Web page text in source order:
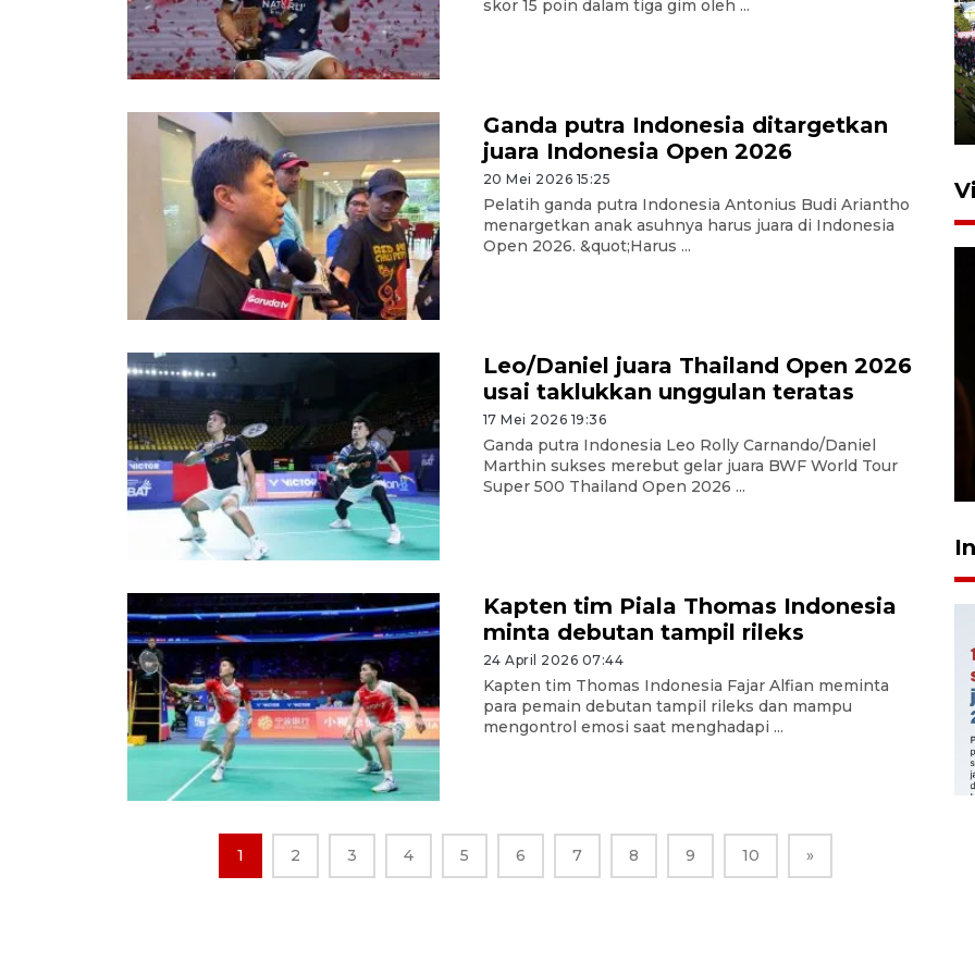
skor 15 poin dalam tiga gim oleh ...
Ganda putra Indonesia ditargetkan
juara Indonesia Open 2026
20 Mei 2026 15:25
Pelatih ganda putra Indonesia Antonius Budi Ariantho
menargetkan anak asuhnya harus juara di Indonesia
Open 2026. &quot;Harus ...
Leo/Daniel juara Thailand Open 2026
usai taklukkan unggulan teratas
17 Mei 2026 19:36
Ganda putra Indonesia Leo Rolly Carnando/Daniel
Marthin sukses merebut gelar juara BWF World Tour
Super 500 Thailand Open 2026 ...
Kapten tim Piala Thomas Indonesia
minta debutan tampil rileks
24 April 2026 07:44
Kapten tim Thomas Indonesia Fajar Alfian meminta
para pemain debutan tampil rileks dan mampu
mengontrol emosi saat menghadapi ...
1 2 3 4 5 6 7 8 9 10 »
17 Agustus 2023 15:58
SPPG di Gorontalo jaga
kandungan gizi paket MBG
Ramadhan
23 Februari 2026 18:20